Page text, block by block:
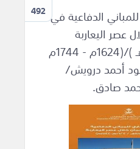
492 الدفاعية في
عصر اليعاربة
(1033هـ -1154هـ )/(1624م - 1744م
أحمد درويش/
صادق.